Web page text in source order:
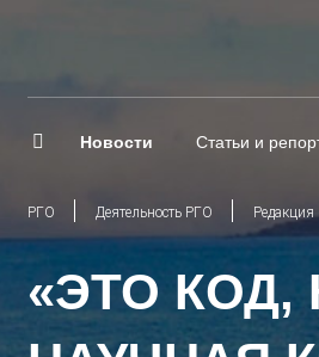
Новости Статьи и
РГО Деятельность РГО Редакция
«ЭТО